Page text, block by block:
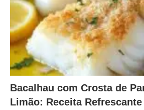
Bacalhau com Crosta de
Limão: Receita